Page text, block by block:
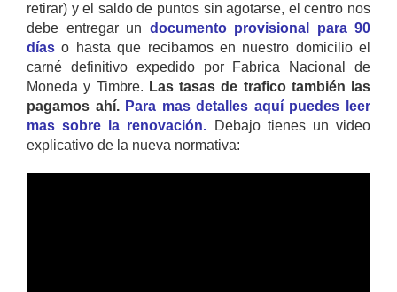
retirar) y el saldo de puntos sin agotarse, el centro nos
debe entregar un documento provisional para 90
días o hasta que recibamos en nuestro domicilio el
carné definitivo expedido por Fabrica Nacional de
Moneda y Timbre. Las tasas de trafico también las
pagamos ahí. Para mas detalles aquí puedes leer
mas sobre la renovación. Debajo tienes un video
explicativo de la nueva normativa: